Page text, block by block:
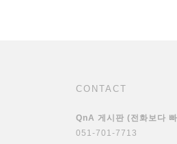
CONTACT
QnA 게시판 (전화보다
051-701-7713